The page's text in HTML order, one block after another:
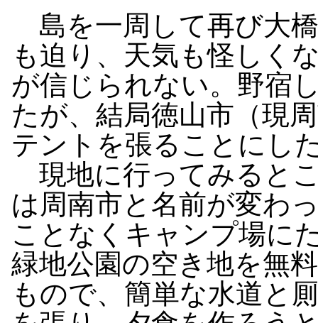
島を一周して再び大
も迫り、天気も怪しく
が信じられない。野宿
たが、結局徳山市（現
テントを張ることにし
現地に行ってみると
は周南市と名前が変わ
ことなくキャンプ場に
緑地公園の空き地を無
もので、簡単な水道と